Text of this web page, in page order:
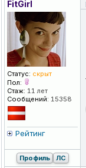
FitGirl
Статус: скрыт
Пол:
Стаж: 11 лет
Сообщений: 15358
Рейтинг
Профиль ЛС